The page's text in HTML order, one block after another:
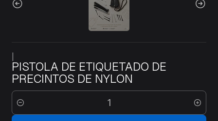
PISTOLA DE ETIQUETADO DE
PRECINTOS DE NYLON
Cantidad